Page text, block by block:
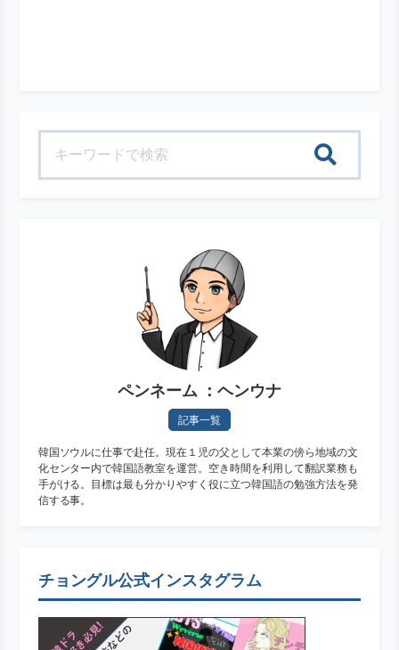
ペンネーム ：ヘンウナ
記事一覧
韓国ソウルに仕事で赴任。現在１児の父として本業の傍ら地域の文
化センター内で韓国語教室を運営。空き時間を利用して翻訳業務も
手がける。目標は最も分かりやすく役に立つ韓国語の勉強方法を発
信する事。
チョングル公式インスタグラム